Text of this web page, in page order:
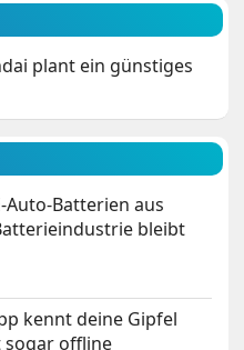
plant ein günstiges
Auto-Batterien aus
bleibt
kennt deine Gipfel
offline